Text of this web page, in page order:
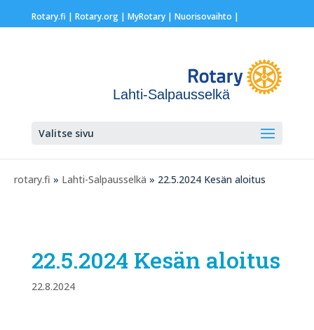
Rotary.fi | Rotary.org| MyRotary | Nuorisovaihto |
Lahti-Salpausselkä
Valitse sivu
rotary.fi » Lahti-Salpausselkä » 22.5.2024 Kesän aloitus
22.5.2024 Kesän aloitus
22.8.2024